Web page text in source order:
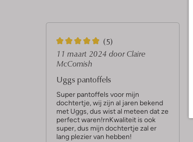
5
S
t
e
r
r
e
n
(5)
11 maart 2024 door Claire
McComish
Uggs pantoffels
Super pantoffels voor mijn
dochtertje, wij zijn al jaren bekend
met Uggs, dus wist al meteen dat ze
perfect waren!rnKwaliteit is ook
super, dus mijn dochtertje zal er
lang plezier van hebben!